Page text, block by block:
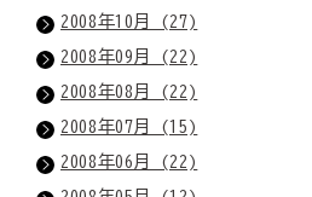
2008年10月 (27)
2008年09月 (22)
2008年08月 (22)
2008年07月 (15)
2008年06月 (22)